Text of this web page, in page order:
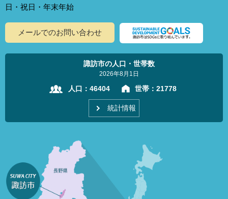
日・祝日・年末年始
メールでのお問い合わせ
諏訪市の人口・世帯数
2026年8月1日
人口： 46404 世帯： 21778
統計情報